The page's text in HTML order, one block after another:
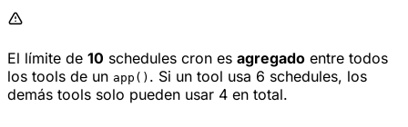
El límite de 10 schedules cron es agregado entre todos
los tools de un app() . Si un tool usa 6 schedules, los
demás tools solo pueden usar 4 en total.